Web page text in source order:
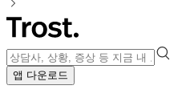
앱 다운로드